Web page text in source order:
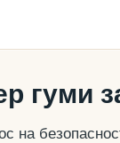
гуми
на